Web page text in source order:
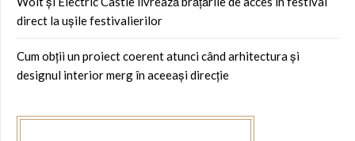
direct la ușile festivalierilor
Cum obții un proiect coerent atunci când arhitectura și
designul interior merg în aceeași direcție